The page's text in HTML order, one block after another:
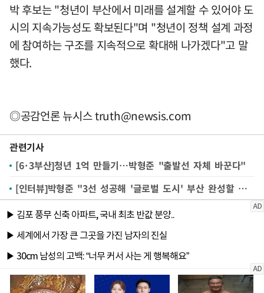
박 후보는 "청년이 부산에서 미래를 설계할 수 있어야 도
시의 지속가능성도 확보된다"며 "청년이 정책 설계 과정
에 참여하는 구조를 지속적으로 확대해 나가겠다"고 말
했다.
◎공감언론 뉴시스truth@newsis.com
관련기사
[6·3부산]청년 1억 만들기…박형준 "출발선 자체 바꾼다"
[인터뷰]박형준 "3선 성공해 '글로벌 도시' 부산 완성할 것…與 부산특별법 무산, 무책임 극치"